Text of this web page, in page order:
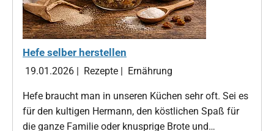
Hefe selber herstellen
19.01.2026 | Rezepte | Ernährung
Hefe braucht man in unseren Küchen sehr oft. Sei es
für den kultigen Hermann, den köstlichen Spaß für
die ganze Familie oder knusprige Brote und…